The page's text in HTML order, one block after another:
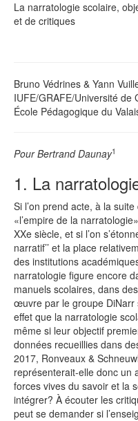
La narratologie scolaire,
et de critiques
Bruno Védrines & Yann
IUFE/GRAFE/Université de
École Pédagogique du
Pour Bertrand Daunay1
1. La
Si l’on prend acte, à la
«l’empire de la
XXe siècle, et si l’on
narratif’’ et la place
des institutions
narratologie figure encore
manuels scolaires, dans
œuvre par le groupe DiNarr
effet que la narratologie
même si leur objectif
données recueillies dans
2017, Ronveaux &
représenterait-elle donc un
forces vives du savoir et la
intégrer? À écouter les
peut se demander si